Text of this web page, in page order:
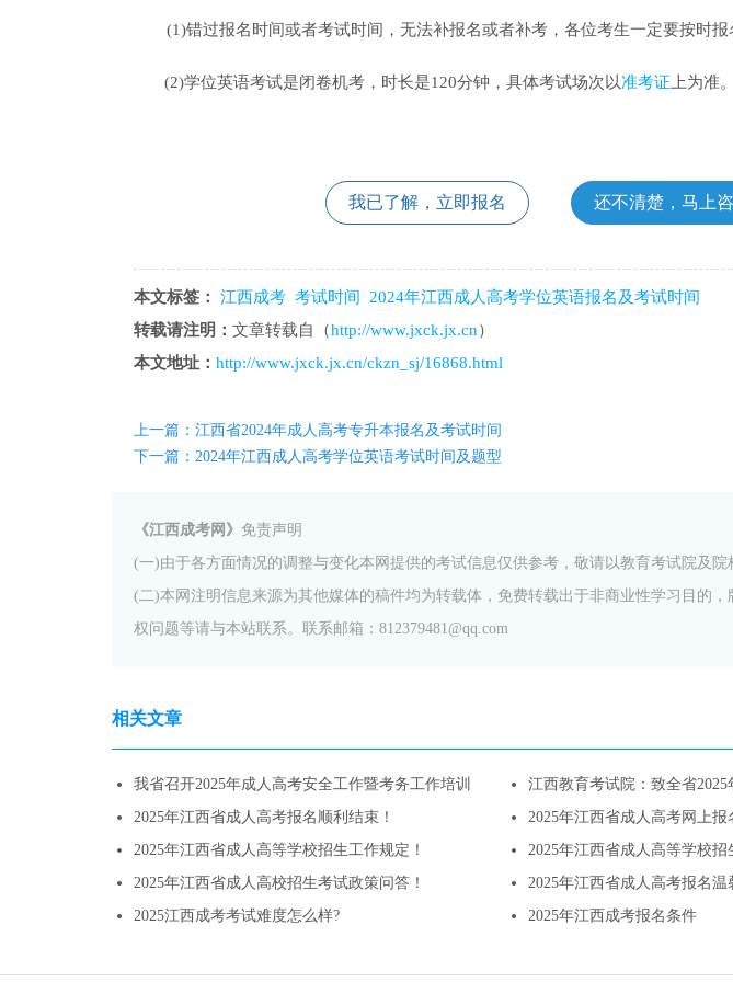
(1)错过报名时间或者考试时间，无法补报名或者补考，各位考生一定要按时报
(2)学位英语考试是闭卷机考，时长是120分钟，具体考试场次以准考证 上为准。
我已了解，立即报名 还不清楚，马上
本文标签： 江西成考 考试时间
2024年江西成人高考学位英语报名及考试时间
转载请注明： 文章转载自（http://www.jxck.jx.cn）
本文地址： http://www.jxck.jx.cn/ckzn_sj/16868.html
上一篇：江西省2024年成人高考专升本报名及考试时间
下一篇：2024年江西成人高考学位英语考试时间及题型
《江西成考网》 免责声明
(一)由于各方面情况的调整与变化本网提供的考试信息仅供参考，敬请以教育考试院及院
(二)本网注明信息来源为其他媒体的稿件均为转载体，免费转载出于非商业性学习目的
权问题等请与本站联系。联系邮箱：812379481@qq.com
相关文章
我省召开2025年成人高考安全工作暨考务工作培训
江西教育考试院：致全省
2025年江西省成人高考报名顺利结束！
2025年江西省成人高考网上报
2025年江西省成人高等学校招生工作规定！
2025年江西省成人高等学校招
2025年江西省成人高校招生考试政策问答！
2025年江西省成人高考报名温
2025江西成考考试难度怎么样?
2025年江西成考报名条件